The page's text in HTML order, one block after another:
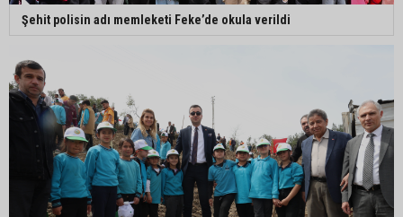
Şehit polisin adı memleketi Feke’de okula verildi